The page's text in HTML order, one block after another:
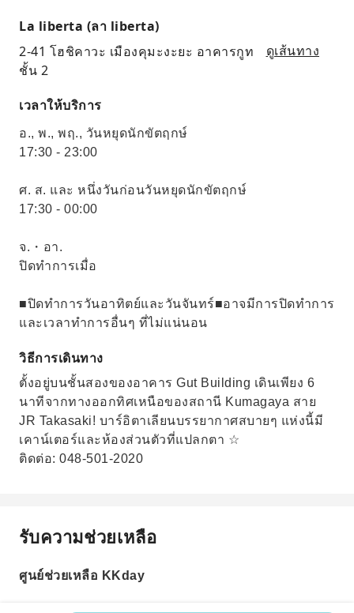
La liberta (ลา liberta)
2-41 โฮชิคาวะ เมืองคุมะงะยะ อาคารกูท
ชั้น 2
ดูเส้นทาง
เวลาให้บริการ
อ., พ., พฤ., วันหยุดนักขัตฤกษ์
17:30 - 23:00
ศ. ส. และ หนึ่งวันก่อนวันหยุดนักขัตฤกษ์
17:30 - 00:00
จ.・อา.
ปิดทำการเมื่อ
■ปิดทำการวันอาทิตย์และวันจันทร์■อาจมีการปิดทำการ
และเวลาทำการอื่นๆ ที่ไม่แน่นอน
วิธีการเดินทาง
ตั้งอยู่บนชั้นสองของอาคาร Gut Building เดินเพียง 6
นาทีจากทางออกทิศเหนือของสถานี Kumagaya สาย
JR Takasaki! บาร์อิตาเลียนบรรยากาศสบายๆ แห่งนี้มี
เคาน์เตอร์และห้องส่วนตัวที่แปลกตา ☆
ติดต่อ: 048-501-2020
รับความช่วยเหลือ
ศูนย์ช่วยเหลือ KKday